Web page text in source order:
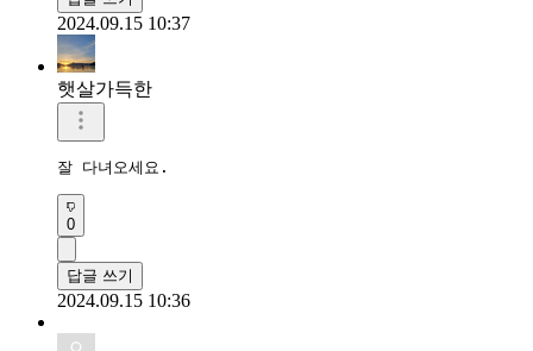
2024.09.15 10:37
햇살가득한
0
답글 쓰기
2024.09.15 10:36